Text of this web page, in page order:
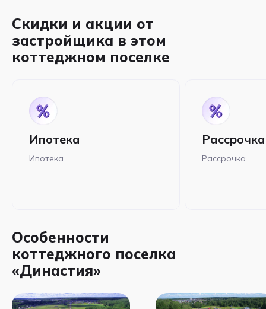
Скидки и акции от
застройщика в этом
коттеджном поселке
Ипотека
Ипотека
Рассрочка
Рассрочка
Особенности
коттеджного поселка
«Династия»